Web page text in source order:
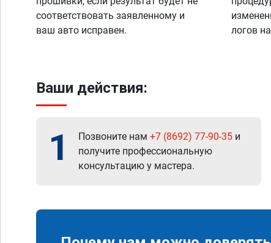
соответствовать заявленному и
ваш авто исправен.
логов
Ваши действия:
1 Позвоните нам +7 (8692) 77-90-35 и
получите профессиональную
консультацию у мастера.